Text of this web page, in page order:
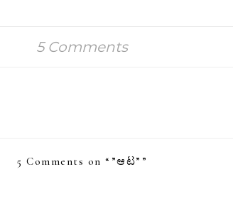
5 Comments
5 Comments on “ ”ಆಟ” ”